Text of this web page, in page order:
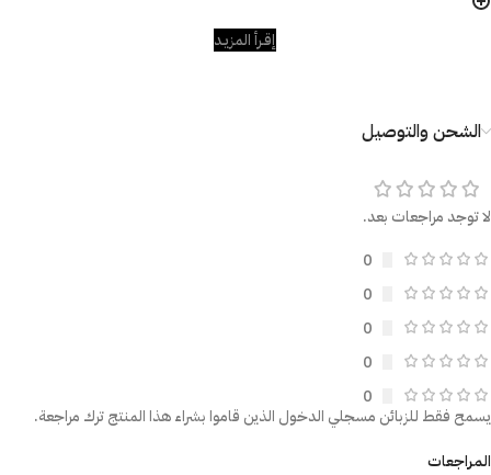
إقـرأ المزيـد
الشحن والتوصيل
لا توجد مراجعات بعد.
0
0
0
0
0
المراجعات
يسمح فقط للزبائن مسجلي الدخول الذين قاموا بشراء هذا المنتج ترك مراجعة.